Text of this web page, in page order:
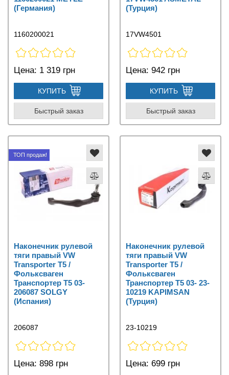
(Германия)
1160200021
Цена: 1 319 грн
КУПИТЬ
Быстрый заказ
(Турция)
17VW4501
Цена: 942 грн
КУПИТЬ
Быстрый заказ
ТОП продаж!
Наконечник рулевой
тяги правый VW
Transporter T5 /
Фольксваген
Транспортер Т5 03-
206087 SOLGY
(Испания)
206087
Цена: 898 грн
Наконечник рулевой
тяги правый VW
Transporter T5 /
Фольксваген
Транспортер Т5 03- 23-
10219 KAPIMSAN
(Турция)
23-10219
Цена: 699 грн